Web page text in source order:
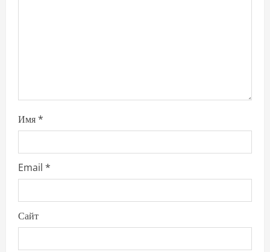
Имя*
Email *
Сайт